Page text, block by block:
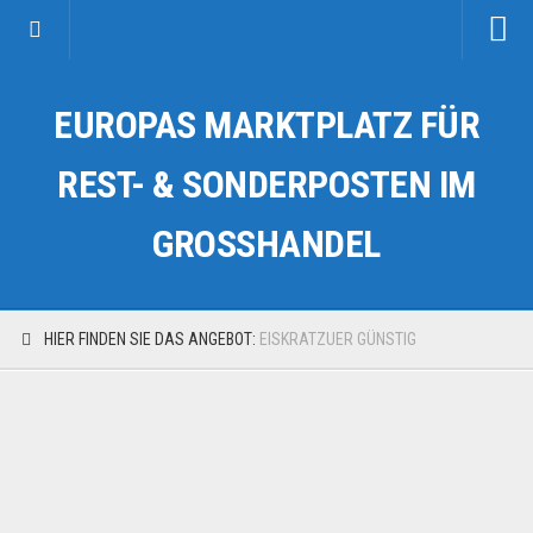
Kategorien
Auto & Motorrad
Fahrzeuge & Transport
EUROPAS MARKTPLATZ FÜR
REST- & SONDERPOSTEN IM
GROSSHANDEL
HIER FINDEN SIE DAS ANGEBOT: EISKRATZUER GÜNSTIG